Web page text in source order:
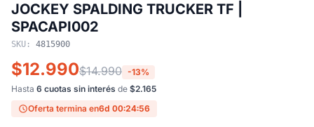
JOCKEY SPALDING TRUCKER TF |
SPACAPI002
SKU: 4815900
$12.990$14.990 -13%
Hasta 6 cuotas sin interés de $2.165
Oferta termina en6d 00:24:56